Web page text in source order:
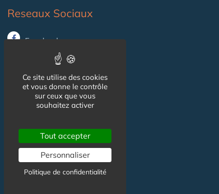
Reseaux Sociaux
Facebook
X (ex-Twitter)
Linkedin
CGU
Mentions légales
Ce site utilise des cookies
et vous donne le contrôle
sur ceux que vous
souhaitez activer
Tout accepter
Personnaliser
Politique de confidentialité